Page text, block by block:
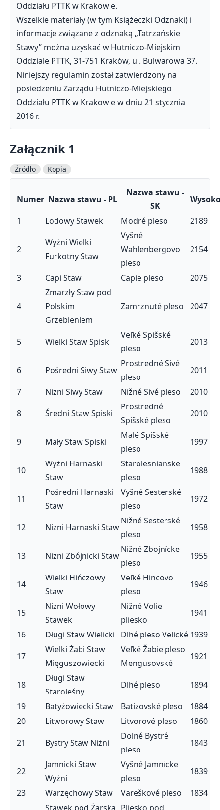
Oddziału PTTK w Krakowie.
Wszelkie materiały (w tym Książeczki Odznaki) i
informacje związane z odznaką „Tatrzańskie
Stawy” można uzyskać w Hutniczo-Miejskim
Oddziale PTTK, 31-751 Kraków, ul. Bulwarowa 37.
Niniejszy regulamin został zatwierdzony na
posiedzeniu Zarządu Hutniczo-Miejskiego
Oddziału PTTK w Krakowie w dniu 21 stycznia
2016 r.
Załącznik 1
Źródło Kopia
Numer Nazwa stawu - PL
Nazwa stawu -
SK
1
Lodowy Stawek Modré pleso 2189
2
Wyżni Wielki
Furkotny Staw
Vyšné
Wahlenbergovo
pleso
2154
3 Capi Staw Capie pleso 2075
4
Zmarzły Staw pod
Polskim
Grzebieniem
Zamrznuté pleso 2047
5 Wielki Staw Spiski
Veľké Spišské
pleso
2013
6 Pośredni Siwy Staw
Prostredné Sivé
pleso
2011
7
Niżni Siwy Staw Nižné Sivé pleso
2010
8
Średni Staw Spiski
Prostredné
Spišské pleso
2010
9 Mały Staw Spiski
Malé Spišské
pleso
1997
10
Wyżni Harnaski
Staw
Starolesnianske
pleso
1988
11
Pośredni Harnaski
Staw
Vyšné Sesterské
pleso
1972
12 Niżni Harnaski Staw
Nižné Sesterské
pleso
1958
13 Niżni Zbójnicki Staw
Nižné Zbojnícke
pleso
1955
14
Wielki Hińczowy
Staw
Veľké Hincovo
pleso
1946
15
Niżni Wołowy
Stawek
Nižné Volie
pliesko
1941
16
Długi Staw Wielicki Dlhé pleso Velické 1939
17
Wielki Żabi Staw
Mięguszowiecki
Veľké Žabie pleso
Mengusovské
1921
18
Długi Staw
Staroleśny
Dlhé pleso
1894
19
Batyżowiecki Staw Batizovské pleso
1884
20
Litworowy Staw Litvorové pleso
1860
21
Bystry Staw Niżni
Dolné Bystré
pleso
1843
22
Jamnicki Staw
Wyżni
Vyšné Jamnícke
pleso
1839
23
Warzęchowy Staw Vareškové pleso
1834
Stawek pod Żarską Pliesko pod